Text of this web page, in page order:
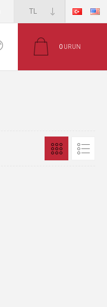
0 ÜRÜN